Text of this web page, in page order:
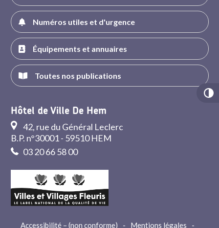
Numéros utiles et d'urgence
Équipements et annuaires
Toutes nos publications
Hôtel de Ville De Hem
42, rue du Général Leclerc
B.P. n°30001 - 59510 HEM
03 20 66 58 00
Accessibilité – (non conforme) - Mentions légales -